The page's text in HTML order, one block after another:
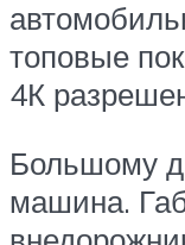
топовые
4К
Большому
машина.